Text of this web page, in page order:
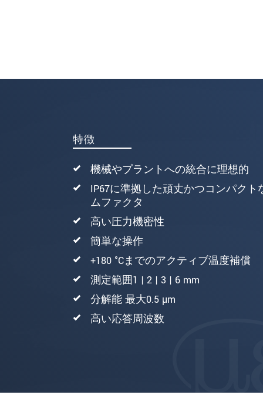
特徴
機械やプラントへの統合に理想的
IP67に準拠した頑丈かつコンパクト
ムファクタ
高い圧力機密性
簡単な操作
+180 °Cまでのアクティブ温度補償
測定範囲1 | 2 | 3 | 6 mm
分解能 最大0.5 µm
高い応答周波数